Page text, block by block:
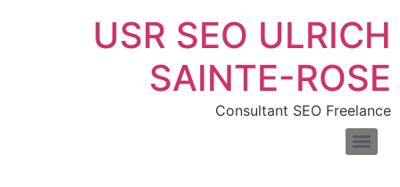
USR SEO ULRICH
SAINTE-ROSE
Consultant SEO Freelance